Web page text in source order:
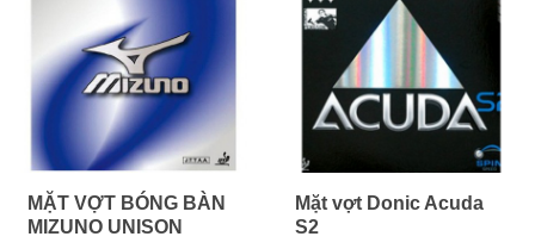
MẶT VỢT BÓNG BÀN
MIZUNO UNISON
Mặt vợt Donic Acuda
S2